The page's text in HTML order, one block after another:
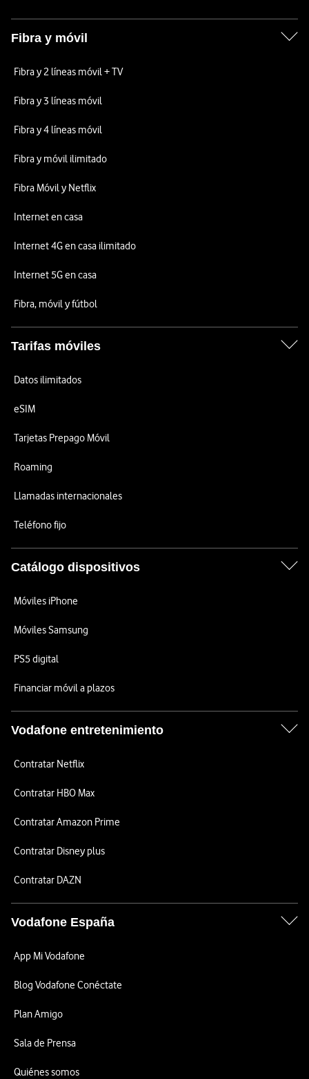
Fibra y móvil
Fibra y 2 líneas móvil + TV
Fibra y 3 líneas móvil
Fibra y 4 líneas móvil
Fibra y móvil ilimitado
Fibra Móvil y Netflix
Internet en casa
Internet 4G en casa ilimitado
Internet 5G en casa
Fibra, móvil y fútbol
Tarifas móviles
Datos ilimitados
eSIM
Tarjetas Prepago Móvil
Roaming
Llamadas internacionales
Teléfono fijo
Catálogo dispositivos
Móviles iPhone
Móviles Samsung
PS5 digital
Financiar móvil a plazos
Vodafone entretenimiento
Contratar Netflix
Contratar HBO Max
Contratar Amazon Prime
Contratar Disney plus
Contratar DAZN
Vodafone España
App Mi Vodafone
Blog Vodafone Conéctate
Plan Amigo
Sala de Prensa
Quiénes somos